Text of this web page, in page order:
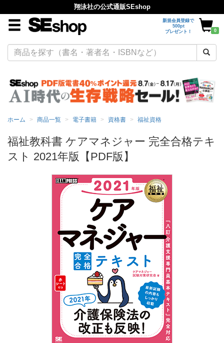
翔泳社の公式通販SEshop
新規会員登録で
500pt
プレゼント！
0
ホーム 商品一覧 電子書籍 資格書 福祉資格
福祉教科書 ケアマネジャー 完全合格テキ
スト 2021年版【PDF版】